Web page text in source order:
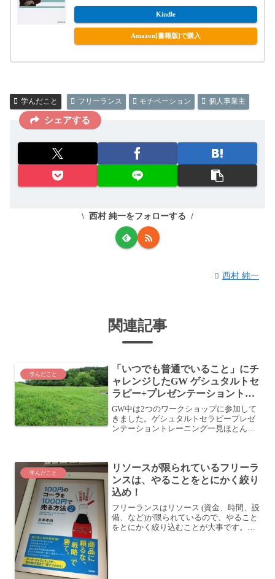
Kindle
Amazon[書籍版]で購入
学んだこと フリーランス モチベーション 個人事業主
シェアする
西村 純一をフォローする
西村 純一
関連記事
学んだこと
「いつでも普通でいること」にチ
ャレンジしたGW ゲシュタルトセ
ラピー+プレゼンテーショントレ
ーニング
GW中は2つのワークショップに参加して
きました。ゲシュタルトセラピープレゼ
ンテーショントレーニング一見ほとんど
は、Here and N...
学んだこと
リソースが限られているフリーラ
ンスは、やることをとにかく絞り
込め！
フリーランスはリソース (資金、時間、設
備、など)が限られているので、やること
をとにかく絞り込むことが大事です。網